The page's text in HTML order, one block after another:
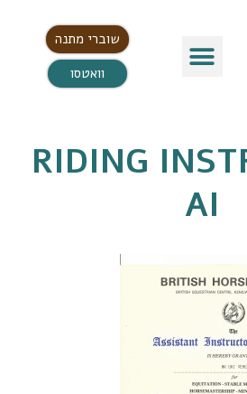
שוברי מתנה
וואטסו
RIDING
AI